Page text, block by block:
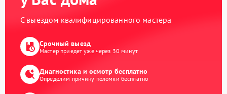
С выездом квалифицированного мастера
Срочный выезд
Мастер приедет уже через 30 минут
Диагностика и осмотр бесплатно
Определим причину поломки бесплатно